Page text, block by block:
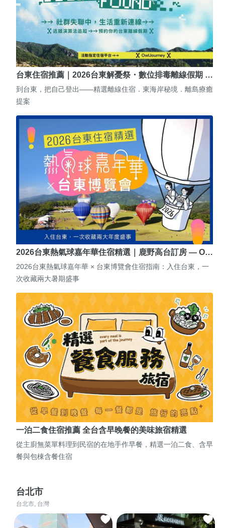
台東住宿推薦｜2026台東解憂祭・數位排毒離線假期 …
到台東，把自己登出——精選離線住宿．東海岸秘境．離島療癒
提案
2026台東熱氣球嘉年華住宿精選｜鹿野高台訂房 — O…
2026台東熱氣球嘉年華 × 台東博覽會住宿指南：入住台東，一
次收藏兩大暑期盛事
一泊二食住宿推薦 全台含早晚餐的美味旅宿精選
從主廚無菜單料理到民宿的在地手作早餐，精選一泊二食、含早
餐與包棟含餐住宿
台北市
台北市, 台灣